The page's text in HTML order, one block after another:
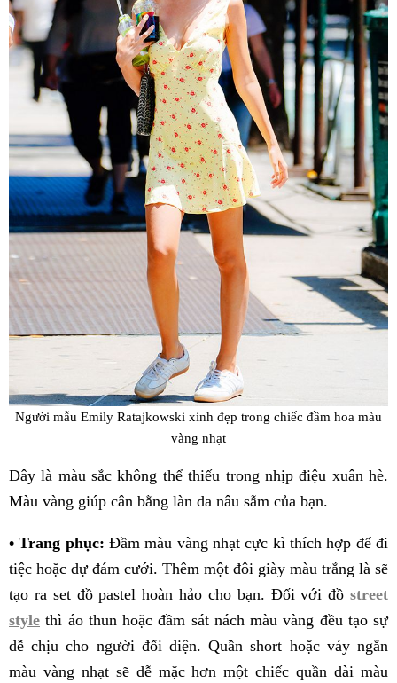
Người mẫu Emily Ratajkowski xinh đẹp trong chiếc đầm hoa màu
vàng nhạt
Đây là màu sắc không thể thiếu trong nhịp điệu xuân hè.
Màu vàng giúp cân bằng làn da nâu sẫm của bạn.
• Trang phục: Đầm màu vàng nhạt cực kì thích hợp để đi
tiệc hoặc dự đám cưới. Thêm một đôi giày màu trắng là sẽ
tạo ra set đồ pastel hoàn hảo cho bạn. Đối với đồ street
style thì áo thun hoặc đầm sát nách màu vàng đều tạo sự
dễ chịu cho người đối diện. Quần short hoặc váy ngắn
màu vàng nhạt sẽ dễ mặc hơn một chiếc quần dài màu